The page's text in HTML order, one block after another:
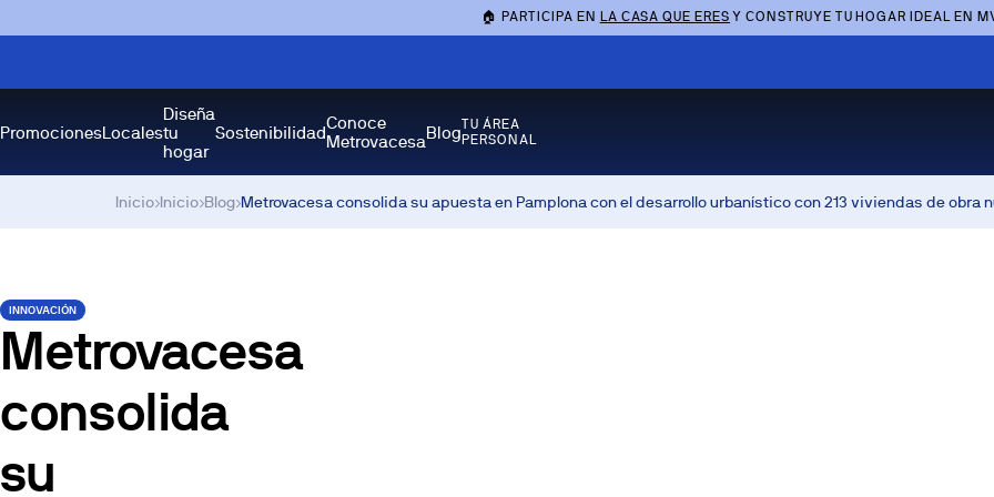
🏠 PARTICIPA EN LA CASA QUE ERES Y CONSTRUYE TU HOGAR IDEAL EN
PromocionesLocales
Diseña
tu
hogar
SostenibilidadConoce
MetrovacesaBlogTU ÁREA
PERSONAL
Inicio›Inicio›Blog›Metrovacesa consolida su apuesta en Pamplona con el desarrollo urbanístico con 213 viviendas de obra
INNOVACIÓN
Metrovacesa
consolida
su